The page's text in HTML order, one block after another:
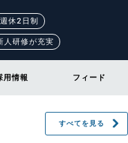
休2日制
人研修が充実
用情報 フィード
すべてを見る